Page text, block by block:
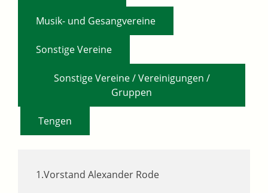
1.Vorstand Alexander Rode
Musik- und Gesangvereine
Sonstige Vereine
Sonstige Vereine / Vereinigungen /
Gruppen
Tengen